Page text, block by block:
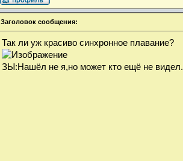
Заголовок сообщения:
Так ли уж красиво синхронное плавание?
ЗЫ:Нашёл не я,но может кто ещё не видел.